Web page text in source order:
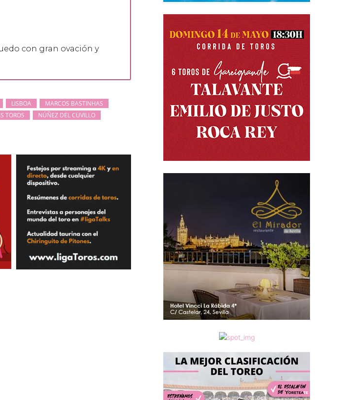
con gran ovación y
LISBOA
MARCOS BASTINHAS
TOROS
NÚÑEZ DEL CUVILLO